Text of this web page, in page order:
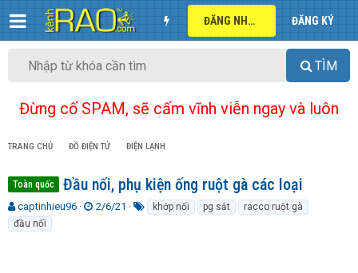
ĐĂNG NHẬP ĐĂNG KÝ
TÌM
Đừng cố SPAM, sẽ cấm vĩnh viễn ngay và luôn
TRANG CHỦ ĐỒ ĐIỆN TỬ ĐIỆN LẠNH
Toàn quốc Đầu nối, phụ kiện ống ruột gà các loại
T
h
r
captinhieu96
N
2/6/21 khớp nối pg sắt
racco ruột gà
đầu nối